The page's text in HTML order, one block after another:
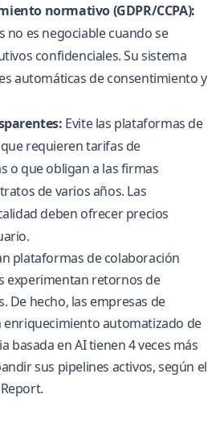
normativo (GDPR/CCPA):
no es negociable cuando se
confidenciales. Su sistema
automáticas de consentimiento y
Evite las plataformas de
requieren tarifas de
o que obligan a las firmas
de varios años. Las
deben ofrecer precios
plataformas de colaboración
experimentan retornos de
De hecho, las empresas de
enriquecimiento automatizado de
basada en AI tienen 4 veces más
sus pipelines activos, según el
.